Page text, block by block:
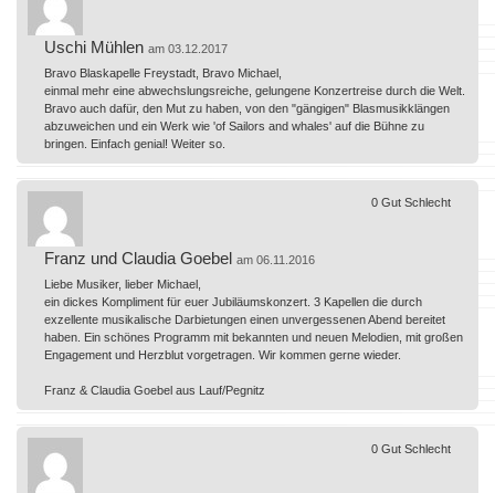
Uschi Mühlen am 03.12.2017
Bravo Blaskapelle Freystadt, Bravo Michael,
einmal mehr eine abwechslungsreiche, gelungene Konzertreise durch die Welt.
Bravo auch dafür, den Mut zu haben, von den "gängigen" Blasmusikklängen
abzuweichen und ein Werk wie 'of Sailors and whales' auf die Bühne zu
bringen. Einfach genial! Weiter so.
Franz und Claudia Goebel am 06.11.2016
Liebe Musiker, lieber Michael,
ein dickes Kompliment für euer Jubiläumskonzert. 3 Kapellen die durch
exzellente musikalische Darbietungen einen unvergessenen Abend bereitet
haben. Ein schönes Programm mit bekannten und neuen Melodien, mit großen
Engagement und Herzblut vorgetragen. Wir kommen gerne wieder.
Franz & Claudia Goebel aus Lauf/Pegnitz
0 Gut Schlecht
0 Gut Schlecht